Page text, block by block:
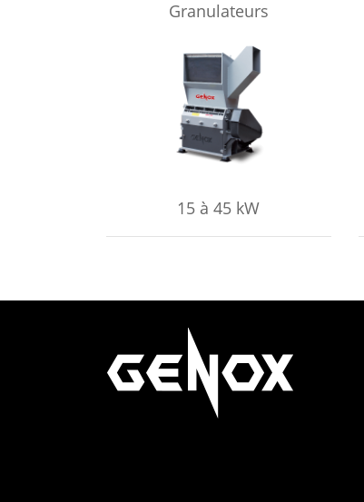
Granulateurs
APPRENDRE ENCORE PLUS
15 à 45 kW